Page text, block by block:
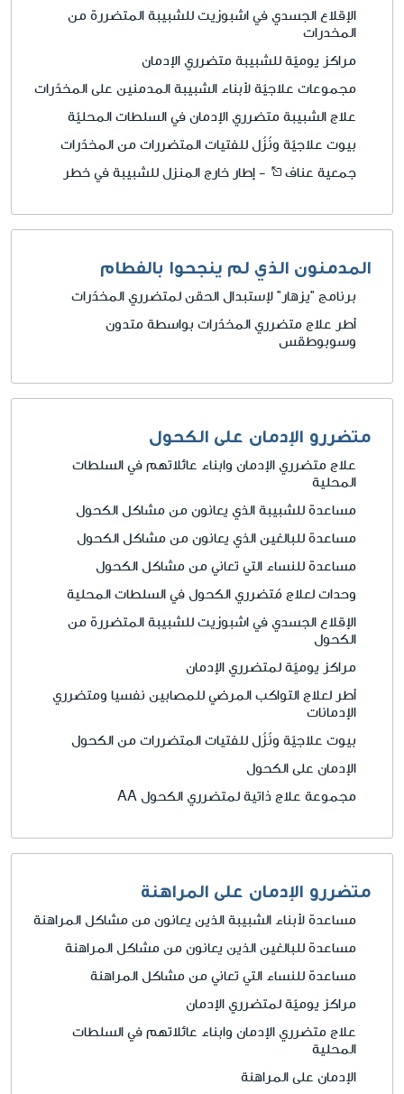
الإقلاع الجسدي في اشبوزيت للشبيبة المتضررة من
المخدرات
مراكز يوميّة للشبيبة متضرري الإدمان
مجموعات علاجيّة لأبناء الشبيبة المدمنين على المخدّرات
علاج الشبيبة متضرري الإدمان في السلطات المحليّة
بيوت علاجيّة ونُزُل للفتيات المتضررات من المخدّرات
جمعية عناف
- إطار خارج المنزل للشبيبة في خطر
المدمنون الذي لم ينجحوا بالفطام
برنامج "يزهار" لإستبدال الحقن لمتضرري المخدّرات
أطر علاج متضرري المخدّرات بواسطة متدون
وسوبوطقس
متضررو الإدمان على الكحول
علاج متضرري الإدمان وابناء عائلاتهم في السلطات
المحلية
مساعدة للشبيبة الذي يعانون من مشاكل الكحول
مساعدة للبالغين الذي يعانون من مشاكل الكحول
مساعدة للنساء التي تعاني من مشاكل الكحول
وحدات لعلاج مُتضرري الكحول في السلطات المحلية
الإقلاع الجسدي في اشبوزيت للشبيبة المتضررة من
الكحول
مراكز يوميّة لمتضرري الإدمان
أطر لعلاج التواكب المرضي للمصابين نفسيا ومتضرري
الإدمانات
بيوت علاجيّة ونُزُل للفتيات المتضررات من الكحول
الإدمان على الكحول
مجموعة علاج ذاتية لمتضرري الكحول AA
متضررو الإدمان على المراهنة
مساعدة لأبناء الشبيبة الذين يعانون من مشاكل المراهنة
مساعدة للبالغين الذين يعانون من مشاكل المراهنة
مساعدة للنساء التي تعاني من مشاكل المراهنة
مراكز يوميّة لمتضرري الإدمان
علاج متضرري الإدمان وابناء عائلاتهم في السلطات
المحلية
الإدمان على المراهنة